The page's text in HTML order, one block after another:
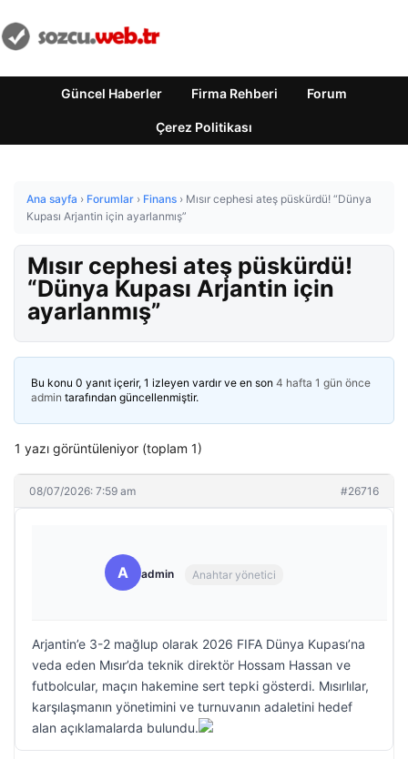
Güncel Haberler Firma Rehberi Forum
Çerez Politikası
Ana sayfa › Forumlar › Finans › Mısır cephesi ateş püskürdü! “Dünya
Kupası Arjantin için ayarlanmış”
Mısır cephesi ateş püskürdü!
“Dünya Kupası Arjantin için
ayarlanmış”
Bu konu 0 yanıt içerir, 1 izleyen vardır ve en son 4 hafta 1 gün önce
admin tarafından güncellenmiştir.
1 yazı görüntüleniyor (toplam 1)
08/07/2026: 7:59 am #26716
A admin Anahtar yönetici
Arjantin’e 3-2 mağlup olarak 2026 FIFA Dünya Kupası’na
veda eden Mısır’da teknik direktör Hossam Hassan ve
futbolcular, maçın hakemine sert tepki gösterdi. Mısırlılar,
karşılaşmanın yönetimini ve turnuvanın adaletini hedef
alan açıklamalarda bulundu.